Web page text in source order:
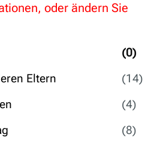
(0)
Eltern
(14)
(4)
(8)
oder ändern Sie